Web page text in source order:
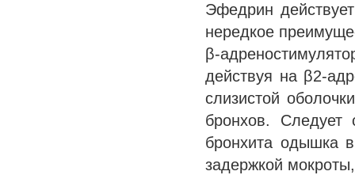
Эфедрин
нередкое
β-
действуя на β2-
слизистой
бронхов. Следует
бронхита одышка
задержкой